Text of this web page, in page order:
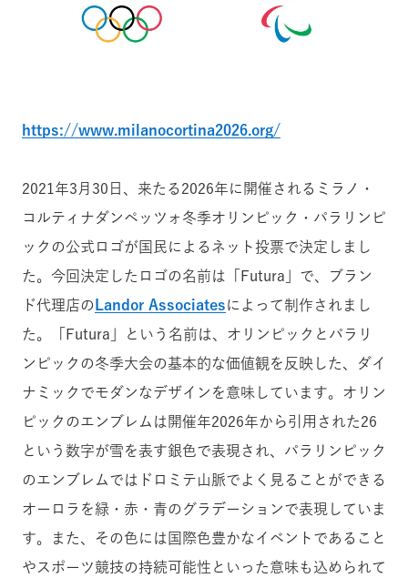
https://www.milanocortina2026.org/
2021年3月30日、来たる2026年に開催されるミラノ・
コルティナダンペッツォ冬季オリンピック・パラリンピ
ックの公式ロゴが国民によるネット投票で決定しまし
た。今回決定したロゴの名前は「Futura」で、ブラン
ド代理店の Landor Associatesによって制作されまし
た。「Futura」という名前は、オリンピックとパラリ
ンピックの冬季大会の基本的な価値観を反映した、ダイ
ナミックでモダンなデザインを意味しています。オリン
ピックのエンブレムは開催年2026年から引用された26
という数字が雪を表す銀色で表現され、パラリンピック
のエンブレムではドロミテ山脈でよく見ることができる
オーロラを緑・赤・青のグラデーションで表現していま
す。また、その色には国際色豊かなイベントであること
やスポーツ競技の持続可能性といった意味も込められて